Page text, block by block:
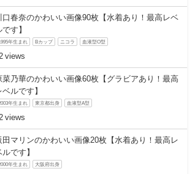
口春奈のかわいい画像90枚【水着あり！最高レベ
です】
年生まれ Bカップ ニコラ 血液型O型
菜乃華のかわいい画像60枚【グラビアあり！最高
ベルです】
年生まれ 東京都出身 血液型A型
田マリンのかわいい画像20枚【水着あり！最高レ
ルです】
年生まれ 大阪府出身